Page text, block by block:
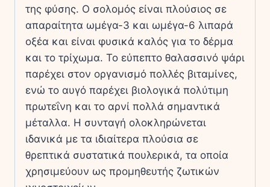
της φύσης. Ο σολομός είναι πλούσιος σε
απαραίτητα ωμέγα-3 και ωμέγα-6 λιπαρά
οξέα και είναι φυσικά καλός για το δέρμα
και το τρίχωμα. Το εύπεπτο θαλασσινό ψάρι
παρέχει στον οργανισμό πολλές βιταμίνες,
ενώ το αυγό παρέχει βιολογικά πολύτιμη
πρωτεΐνη και το αρνί πολλά σημαντικά
μέταλλα. Η συνταγή ολοκληρώνεται
ιδανικά με τα ιδιαίτερα πλούσια σε
θρεπτικά συστατικά πουλερικά, τα οποία
χρησιμεύουν ως προμηθευτής ζωτικών